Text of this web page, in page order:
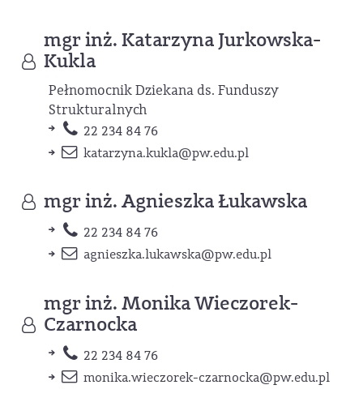
mgr inż. Katarzyna Jurkowska-
Kukla
Pełnomocnik Dziekana ds. Funduszy
Strukturalnych
22 234 84 76
katarzyna.kukla@pw.edu.pl
mgr inż. Agnieszka Łukawska
22 234 84 76
agnieszka.lukawska@pw.edu.pl
mgr inż. Monika Wieczorek-
Czarnocka
22 234 84 76
monika.wieczorek-czarnocka@pw.edu.pl